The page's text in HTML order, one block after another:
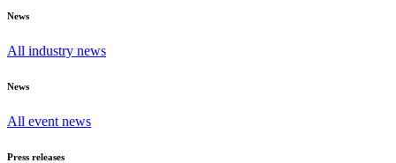
News
All industry news
News
All event news
Press releases